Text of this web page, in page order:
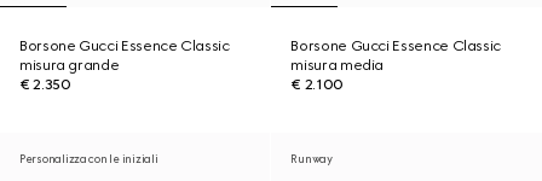
Borsone Gucci Essence Classic
misura grande
€ 2.350
Borsone Gucci Essence Classic
misura media
€ 2.100
Personalizza con le iniziali Runway